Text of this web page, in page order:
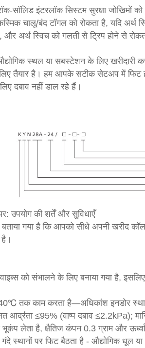
सॉलिड इंटरलॉक सिस्टम सुरक्षा जोखिमों
चालू/बंद टॉगल को रोकता है, यदि अर्थ
और अर्थ स्विच को गलती से ट्रिप होने से
स्थल या सबस्टेशन के लिए खरीदारी
लिए तैयार है। हम आपके सटीक सेटअप में
दबाव नहीं डाल रहे हैं।
उपयोग की शर्तें और सुविधाएँ
गया है कि आपको सीधे अपनी खरीद
को संभालने के लिए बनाया गया है, इसलिए
तक काम करता है—अधिकांश इनडोर
आर्द्रता ≤95% (वाष्प दबाव ≤2.2kPa);
भूकंप लेता है, क्षैतिज कंपन 0.3 ग्राम और
स्थानों पर फिट बैठता है - औद्योगिक धूल